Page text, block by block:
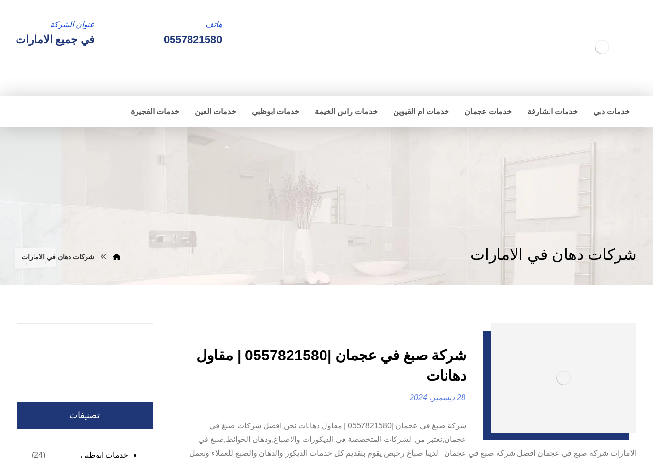
عنوان الشركة
في جميع الامارات
هاتف
0557821580
خدمات دبي خدمات الشارقة خدمات عجمان خدمات ام القيوين خدمات راس الخيمة خدمات ابوظبي خدمات العين خدمات الفجيرة
شركات دهان في الامارات شركات دهان في الامارات
شركة صبغ في عجمان |0557821580 | مقاول
دهانات
28 ديسمبر، 2024
شركة صبغ في عجمان |0557821580 | مقاول دهانات نحن افضل شركات صبغ في
عجمان,نعتبر من الشركات المتخصصة في الديكورات والاصباغ,ودهان الحوائط,صبغ في
الامارات شركة صبغ في عجمان افضل شركة صبغ في عجمان لدينا صباغ رخيص يقوم بتقديم كل خدمات الديكور والدهان والصبغ للعملاء ونعمل
تصنيفات
خدمات ابوظبي
(24)